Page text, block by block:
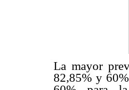
La mayor
82,85% y